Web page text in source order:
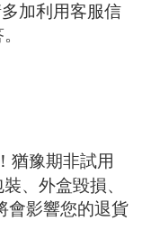
加利用客服信
猶豫期非試用
、外盒毀損、
會影響您的退貨